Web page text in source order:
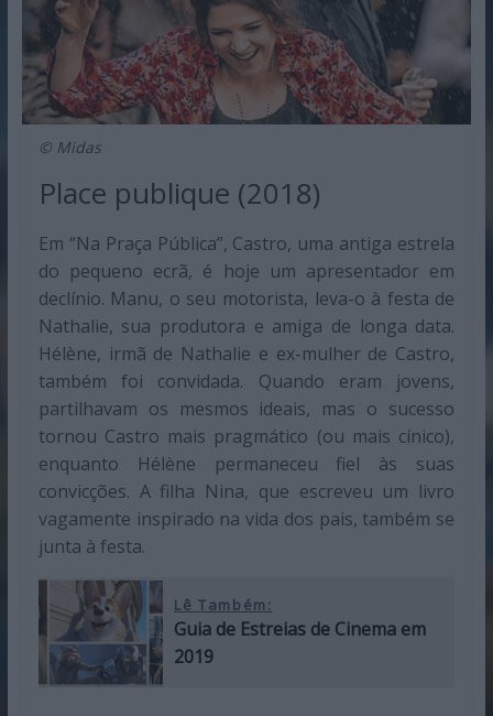
© Midas
Place publique (2018)
Em “Na Praça Pública”, Castro, uma antiga estrela
do pequeno ecrã, é hoje um apresentador em
declínio. Manu, o seu motorista, leva-o à festa de
Nathalie, sua produtora e amiga de longa data.
Hélène, irmã de Nathalie e ex-mulher de Castro,
também foi convidada. Quando eram jovens,
partilhavam os mesmos ideais, mas o sucesso
tornou Castro mais pragmático (ou mais cínico),
enquanto Hélène permaneceu fiel às suas
convicções. A filha Nina, que escreveu um livro
vagamente inspirado na vida dos pais, também se
junta à festa.
Lê Também:
Guia de Estreias de Cinema em
2019